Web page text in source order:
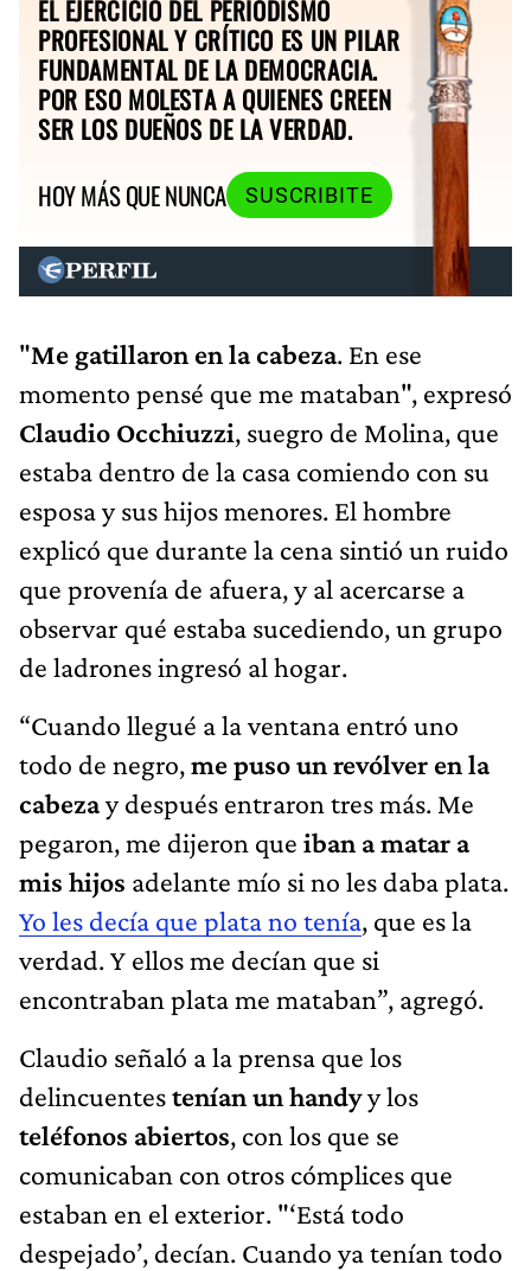
EL EJERCICIO DEL PERIODISMO
PROFESIONAL Y CRÍTICO ES UN PILAR
FUNDAMENTAL DE LA DEMOCRACIA.
POR ESO MOLESTA A QUIENES CREEN
SER LOS DUEÑOS DE LA VERDAD.
HOY MÁS QUE NUNCA
SUSCRIBITE
"Me gatillaron en la cabeza. En ese
momento pensé que me mataban", expresó
Claudio Occhiuzzi, suegro de Molina, que
estaba dentro de la casa comiendo con su
esposa y sus hijos menores. El hombre
explicó que durante la cena sintió un ruido
que provenía de afuera, y al acercarse a
observar qué estaba sucediendo, un grupo
de ladrones ingresó al hogar.
“Cuando llegué a la ventana entró uno
todo de negro,me puso un revólver en la
cabezay después entraron tres más. Me
pegaron, me dijeron que iban a matar a
mis hijos adelante mío si no les daba plata.
Yo les decía que plata no tenía, que es la
verdad. Y ellos me decían que si
encontraban plata me mataban”, agregó.
Claudio señaló a la prensa que los
delincuentestenían un handyy los
teléfonos abiertos, con los que se
comunicaban con otros cómplices que
estaban en el exterior. "‘Está todo
despejado’, decían. Cuando ya tenían todo